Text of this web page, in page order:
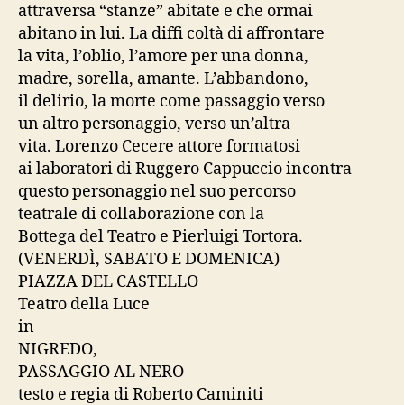
attraversa “stanze” abitate e che ormai
abitano in lui. La diffi coltà di affrontare
la vita, l’oblio, l’amore per una donna,
madre, sorella, amante. L’abbandono,
il delirio, la morte come passaggio verso
un altro personaggio, verso un’altra
vita. Lorenzo Cecere attore formatosi
ai laboratori di Ruggero Cappuccio incontra
questo personaggio nel suo percorso
teatrale di collaborazione con la
Bottega del Teatro e Pierluigi Tortora.
(VENERDÌ, SABATO E DOMENICA)
PIAZZA DEL CASTELLO
Teatro della Luce
in
NIGREDO,
PASSAGGIO AL NERO
testo e regia di Roberto Caminiti